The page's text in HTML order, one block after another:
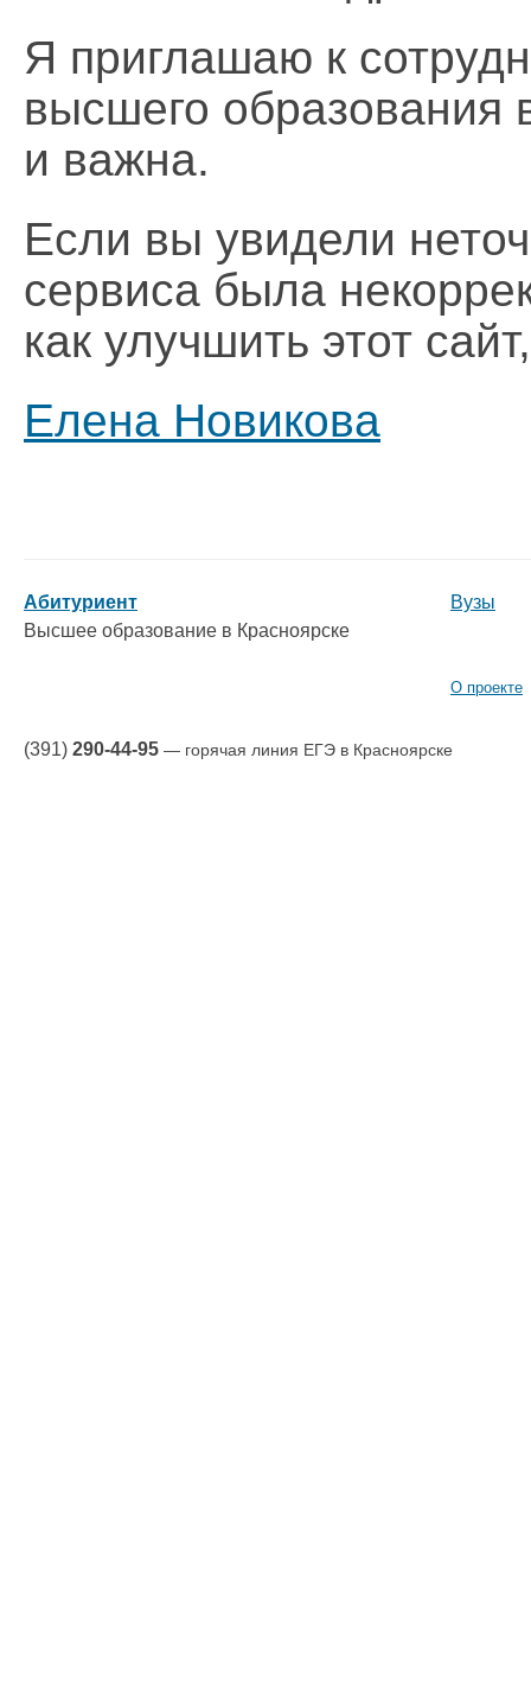
Я приглашаю к
высшего образования
и важна.
Eсли вы увидели
сервиса была
как улучшить этот
Елена Новикова
Абитуриент
Высшее образование в Красноярске
Вузы
О проекте
(391) 290-44-95 — горячая линия ЕГЭ в Красноярске